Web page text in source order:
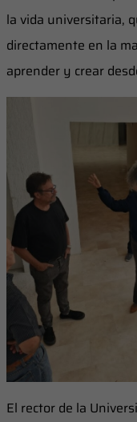
la vida universitaria,
directamente en la
aprender y crear
El rector de la